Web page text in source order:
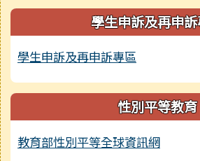
學生申訴及再申
學生申訴及再申訴專區
性別平等教育
教育部性別平等全球資訊網